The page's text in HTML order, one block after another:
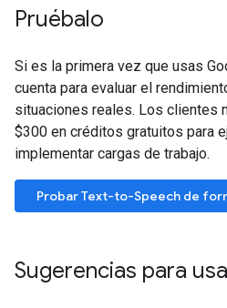
Pruébalo
Si es la primera vez que usas
cuenta para evaluar el
situaciones reales. Los clientes
$300 en créditos gratuitos para
implementar cargas de trabajo.
Probar Text-to-Speech de
Sugerencias para